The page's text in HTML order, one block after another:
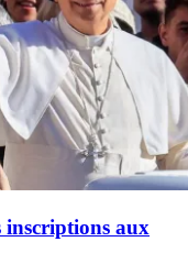
inscriptions aux